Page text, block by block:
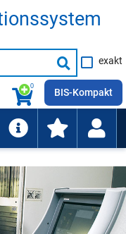
Suche
starten
exakt
0
BIS-Kompakt